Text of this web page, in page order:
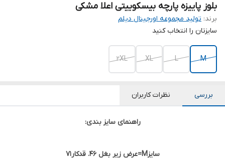
‌بلوز پاییزه پارچه بیسکوییتی اعلا مشکی
برند: تولید مجموعه اورجینال دیلم
سایزتان را انتخاب کنید
M
L
XL
2XL
بررسی نظرات کاربران
راهنمای سایز بندی:
سایزM=عرض زیر بغل 46. قدکار71